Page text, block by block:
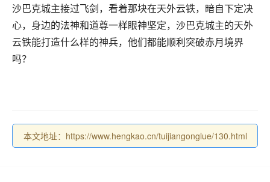
沙巴克城主接过飞剑，看着那块在天外云铁，暗自下定决
心，身边的法神和道尊一样眼神坚定，沙巴克城主的天外
云铁能打造什么样的神兵，他们都能顺利突破赤月境界
吗？
本文地址：https://www.hengkao.cn/tuijiangonglue/130.html